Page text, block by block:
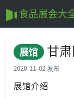
食品展会大
展馆 甘肃
2020-11-02 发布
展馆介绍